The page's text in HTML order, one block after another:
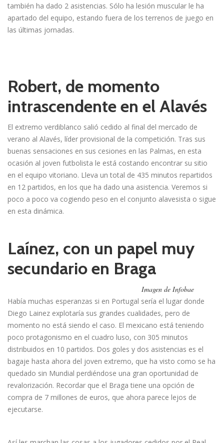
también ha dado 2 asistencias. Sólo ha lesión muscular le ha
apartado del equipo, estando fuera de los terrenos de juego en
las últimas jornadas.
Robert, de momento
intrascendente en el Alavés
El extremo verdiblanco salió cedido al final del mercado de
verano al Alavés, líder provisional de la competición. Tras sus
buenas sensaciones en sus cesiones en las Palmas, en esta
ocasión al joven futbolista le está costando encontrar su sitio
en el equipo vitoriano. Lleva un total de 435 minutos repartidos
en 12 partidos, en los que ha dado una asistencia. Veremos si
poco a poco va cogiendo peso en el conjunto alavesista o sigue
en esta dinámica.
Laínez, con un papel muy
secundario en Braga
Imagen de Infobae
Había muchas esperanzas si en Portugal sería el lugar donde
Diego Lainez explotaría sus grandes cualidades, pero de
momento no está siendo el caso. El mexicano está teniendo
poco protagonismo en el cuadro luso, con 305 minutos
distribuidos en 10 partidos. Dos goles y dos asistencias es el
bagaje hasta ahora del joven extremo, que ha visto como se ha
quedado sin Mundial perdiéndose una gran oportunidad de
revalorización. Recordar que el Braga tiene una opción de
compra de 7 millones de euros, que ahora parece lejos de
ejecutarse.